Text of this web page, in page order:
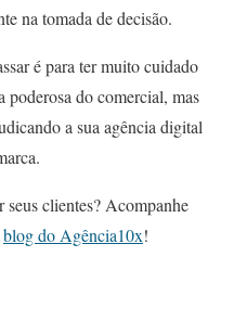
na tomada de decisão.
é para ter muito cuidado
do comercial, mas
a sua agência digital
clientes? Acompanhe
blog do Agência10x!